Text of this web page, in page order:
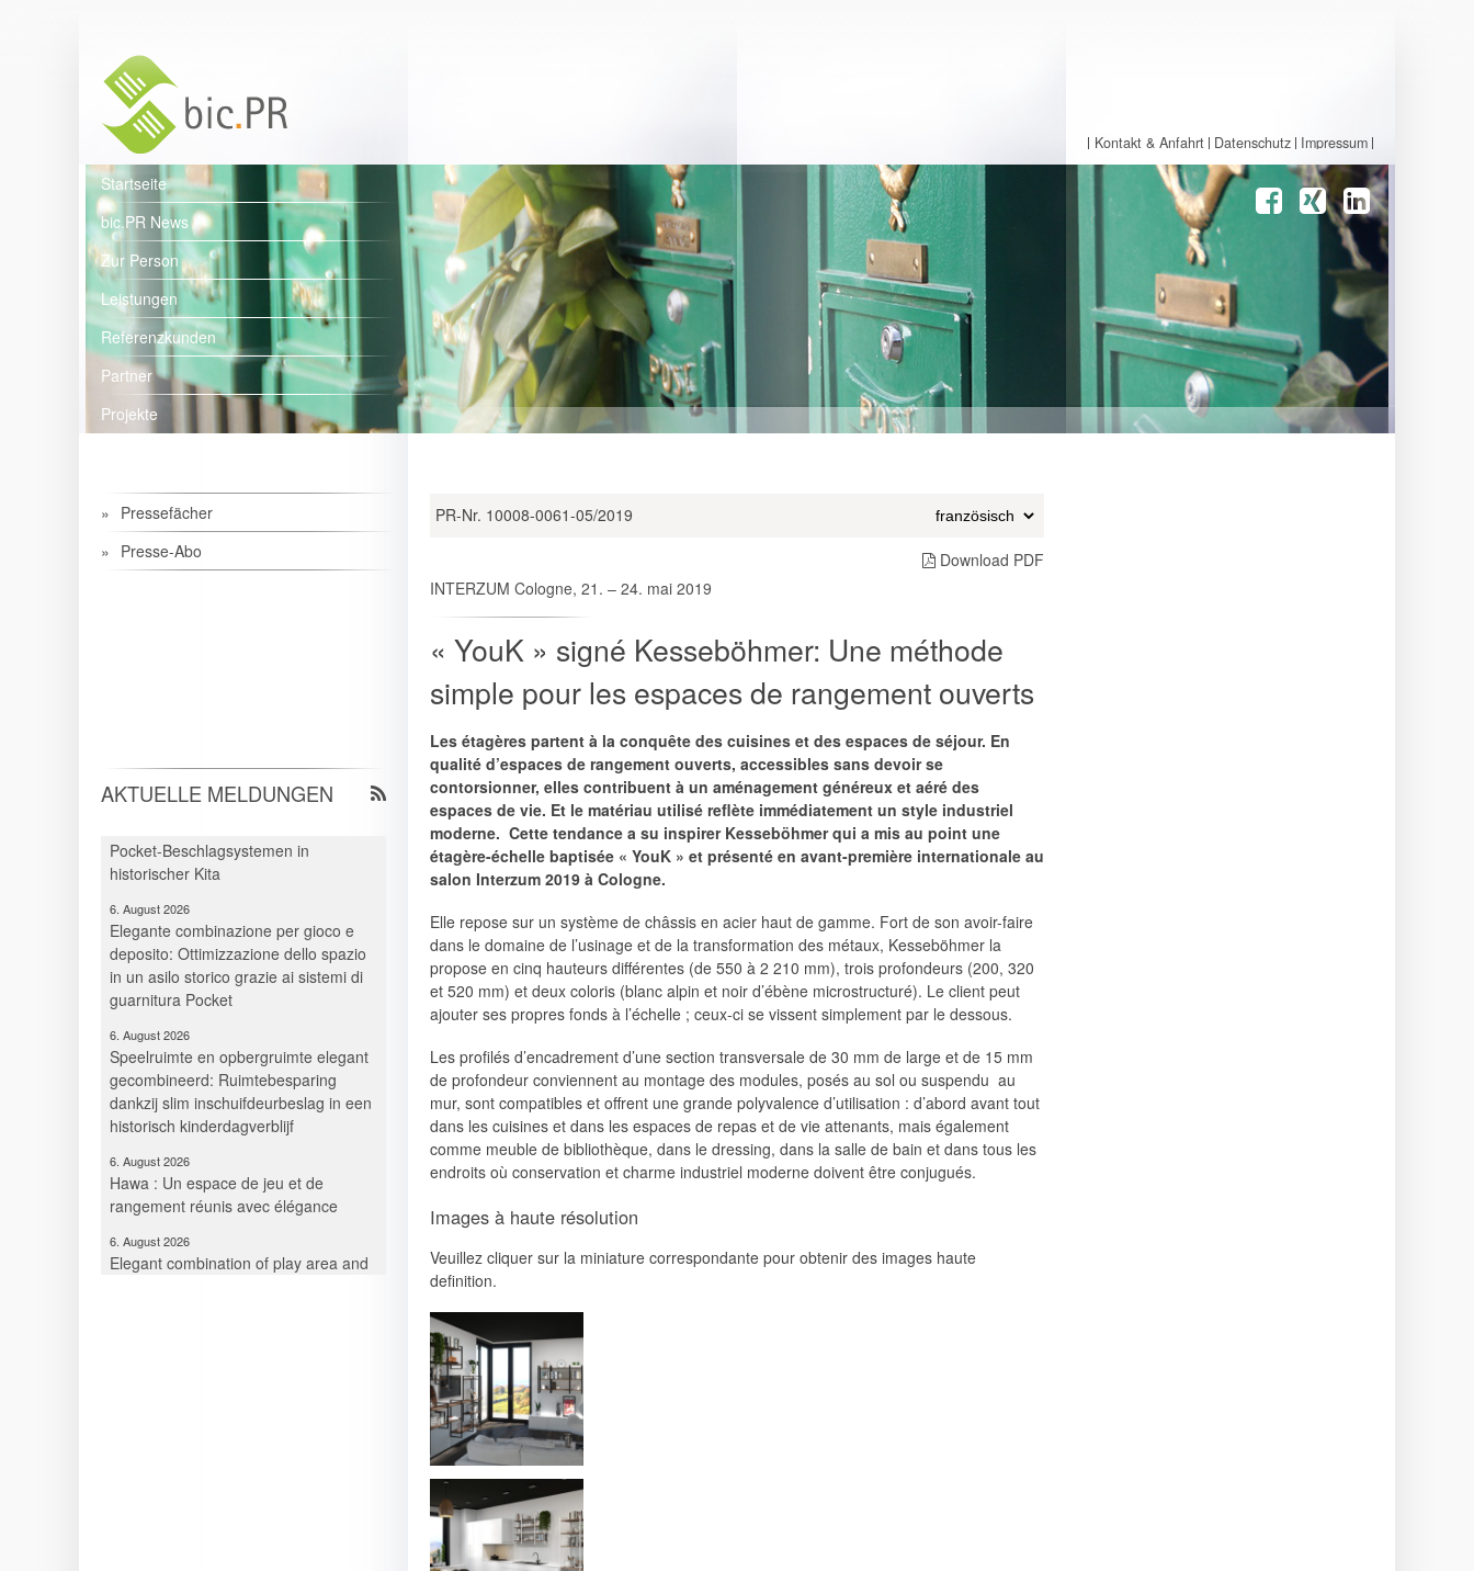
Startseite
bic.PR News
Zur Person
Leistungen
Referenzkunden
Partner
Projekte
Pressefächer
Presse-Abo
Kontakt & Anfahrt Datenschutz Impressum
PR-Nr. 10008-0061-05/2019
Download PDF
INTERZUM Cologne, 21. – 24. mai 2019
« YouK » signé Kesseböhmer: Une méthode
simple pour les espaces de rangement ouverts
Les étagères partent à la conquête des cuisines et des espaces de séjour. En
qualité d’espaces de rangement ouverts, accessibles sans devoir se
contorsionner, elles contribuent à un aménagement généreux et aéré des
espaces de vie. Et le matériau utilisé reflète immédiatement un style industriel
moderne. Cette tendance a su inspirer Kesseböhmer qui a mis au point une
étagère-échelle baptisée « YouK » et présenté en avant-première internationale au
salon Interzum 2019 à Cologne.
Elle repose sur un système de châssis en acier haut de gamme. Fort de son avoir-faire
dans le domaine de l’usinage et de la transformation des métaux, Kesseböhmer la
propose en cinq hauteurs différentes (de 550 à 2 210 mm), trois profondeurs (200, 320
et 520 mm) et deux coloris (blanc alpin et noir d’ébène microstructuré). Le client peut
ajouter ses propres fonds à l’échelle ; ceux-ci se vissent simplement par le dessous.
Les profilés d’encadrement d’une section transversale de 30 mm de large et de 15 mm
de profondeur conviennent au montage des modules, posés au sol ou suspendu au
mur, sont compatibles et offrent une grande polyvalence d’utilisation : d’abord avant tout
dans les cuisines et dans les espaces de repas et de vie attenants, mais également
comme meuble de bibliothèque, dans le dressing, dans la salle de bain et dans tous les
endroits où conservation et charme industriel moderne doivent être conjugués.
Images à haute résolution
Veuillez cliquer sur la miniature correspondante pour obtenir des images haute
definition.
AKTUELLE MELDUNGEN
Spielraum & Stauraum elegant
vereint: Platzeffizienz dank Hawa-
historischer Kita
6. August 2026
deposito: Ottimizzazione dello spazio
in un asilo storico grazie ai sistemi di
guarnitura Pocket
6. August 2026
gecombineerd: Ruimtebesparing
dankzij slim inschuifdeurbeslag in een
historisch kinderdagverblijf
6. August 2026
rangement réunis avec élégance
6. August 2026
storage space: Efficient use of space
thanks to Hawa Pocket hardware